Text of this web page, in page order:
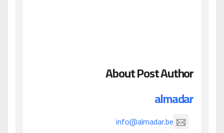
About Post Author
almadar
info@almadar.be